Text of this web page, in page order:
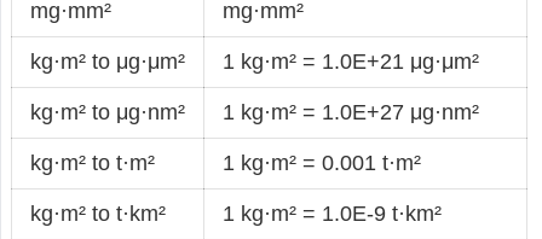
mg·mm² mg·mm²
kg·m² to μg·μm² 1 kg·m² = 1.0E+21 μg·μm²
kg·m² to μg·nm² 1 kg·m² = 1.0E+27 μg·nm²
kg·m² to t·m² 1 kg·m² = 0.001 t·m²
kg·m² to t·km² 1 kg·m² = 1.0E-9 t·km²